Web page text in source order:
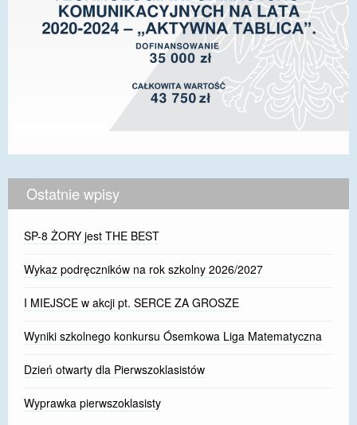
Ostatnie wpisy
SP-8 ŻORY jest THE BEST
Wykaz podręczników na rok szkolny 2026/2027
I MIEJSCE w akcji pt. SERCE ZA GROSZE
Wyniki szkolnego konkursu Ósemkowa Liga Matematyczna
Dzień otwarty dla Pierwszoklasistów
Wyprawka pierwszoklasisty